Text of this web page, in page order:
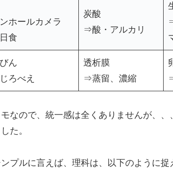
ホールカメラ
食
炭酸
⇒酸・アルカリ
ん
ろべえ
透析膜
⇒蒸留、濃縮
なので、統一感は全くありませんが、
た。
プルに言えば、理科は、以下のように捉